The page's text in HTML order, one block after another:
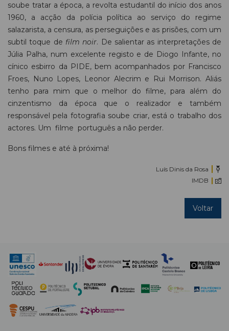
soube tratar a época, a revolta estudantil do início dos anos
1960, a acção da polícia política ao serviço do regime
salazarista, a censura, as perseguições e as prisões, com um
subtil toque de film noir. De salientar as interpretações de
Júlia Palha, num excelente registo e de Diogo Infante, no
cínico esbirro da PIDE, bem acompanhados por Francisco
Froes, Nuno Lopes, Leonor Alecrim e Rui Morrison. Aliás
tenho para mim que o melhor do filme, para além do
cinzentismo da época que o realizador e também
responsável pela fotografia soube criar, está o trabalho dos
actores. Um filme português a não perder.
Bons filmes e até à próxima!
Luís Dinis da Rosa
IMDB
Voltar